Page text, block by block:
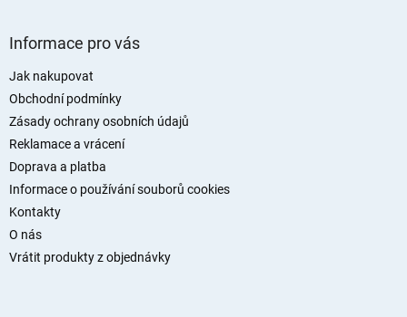
Informace pro vás
Jak nakupovat
Obchodní podmínky
Zásady ochrany osobních údajů
Reklamace a vrácení
Doprava a platba
Informace o používání souborů cookies
Kontakty
O nás
Vrátit produkty z objednávky